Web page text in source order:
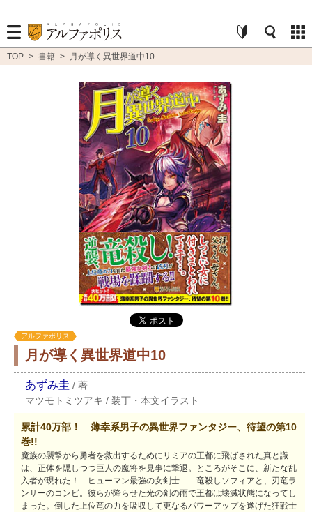
TOP > 書籍 > 月が導く異世界道中10
アルファポリス
月が導く異世界道中10
あずみ圭 / 著
マツモトミツアキ / 装丁・本文イラスト
累計40万部！ 薄幸系男子の異世界ファンタジー、待望の第10
巻!!
魔族の襲撃から勇者を救出するためにリミアの王都に飛ばされた真と識
は、正体を隠しつつ巨人の魔将を見事に撃退。ところがそこに、新たな乱
入者が現れた！ ヒューマン最強の女剣士――竜殺しソフィアと、刃竜ラ
ンサーのコンビ。彼らが降らせた光の剣の雨で王都は壊滅状態になってし
まった。倒した上位竜の力を吸収して更なるパワーアップを遂げた狂戦士